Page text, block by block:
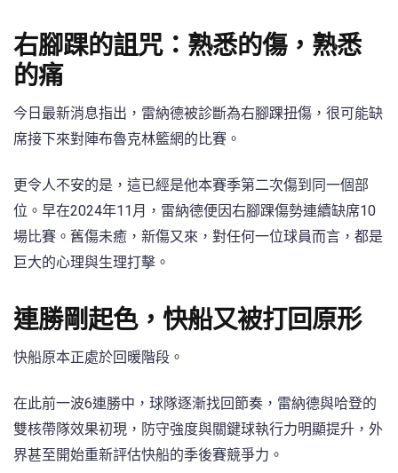
右腳踝的詛咒：熟悉的傷，熟悉
的痛
今日最新消息指出，雷納德被診斷為右腳踝扭傷，很可能缺
席接下來對陣布魯克林籃網的比賽。
更令人不安的是，這已經是他本賽季第二次傷到同一個部
位。早在2024年11月，雷納德便因右腳踝傷勢連續缺席10
場比賽。舊傷未癒，新傷又來，對任何一位球員而言，都是
巨大的心理與生理打擊。
連勝剛起色，快船又被打回原形
快船原本正處於回暖階段。
在此前一波6連勝中，球隊逐漸找回節奏，雷納德與哈登的
雙核帶隊效果初現，防守強度與關鍵球執行力明顯提升，外
界甚至開始重新評估快船的季後賽競爭力。